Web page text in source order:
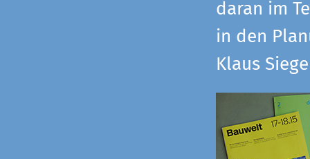
daran im
in den
Klaus